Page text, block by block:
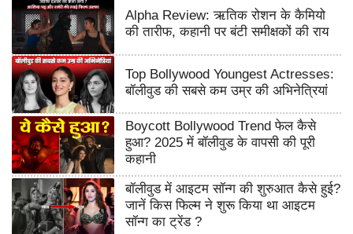
Alpha Review: ऋतिक रोशन के कैमियो
की तारीफ, कहानी पर बंटी समीक्षकों की राय
Top Bollywood Youngest Actresses:
बॉलीवुड की सबसे कम उम्र की अभिनेत्रियां
Boycott Bollywood Trend फेल कैसे
हुआ? 2025 में बॉलीवुड के वापसी की पूरी
कहानी
बॉलीवुड में आइटम सॉन्ग की शुरुआत कैसे हुई?
जानें किस फिल्म ने शुरू किया था आइटम
सॉन्ग का ट्रेंड ?